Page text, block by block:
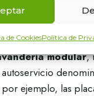
de CookiesPolítica de
de
modular,
ejemplo, las